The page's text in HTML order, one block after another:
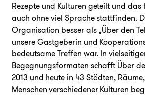
Rezepte und Kulturen geteilt und das
auch ohne viel Sprache stattfinden.
Organisation besser als „Über den
unsere Gastgeberin und
bedeutsame Treffen war. In
Begegnungsformaten schafft Über
2013 und heute in 43 Städten,
Menschen verschiedener Kulturen